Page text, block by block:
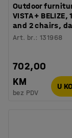
Outdoor
VISTA + BELIZE,
and 2 chairs,
Art. br.:131968
702,00
KM
bez PDV
U